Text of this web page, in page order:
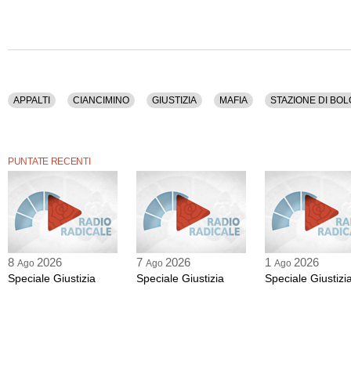
APPALTI CIANCIMINO GIUSTIZIA MAFIA STAZIONE DI
PUNTATE RECENTI
8 Ago 2026
Speciale Giustizia
7 Ago 2026
Speciale Giustizia
1 Ago 2026
Speciale